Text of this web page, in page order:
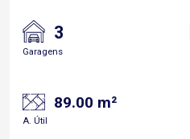
3
Garagens
89.00 m²
A. Útil